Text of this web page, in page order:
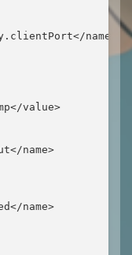
name>
value>
name>
name>